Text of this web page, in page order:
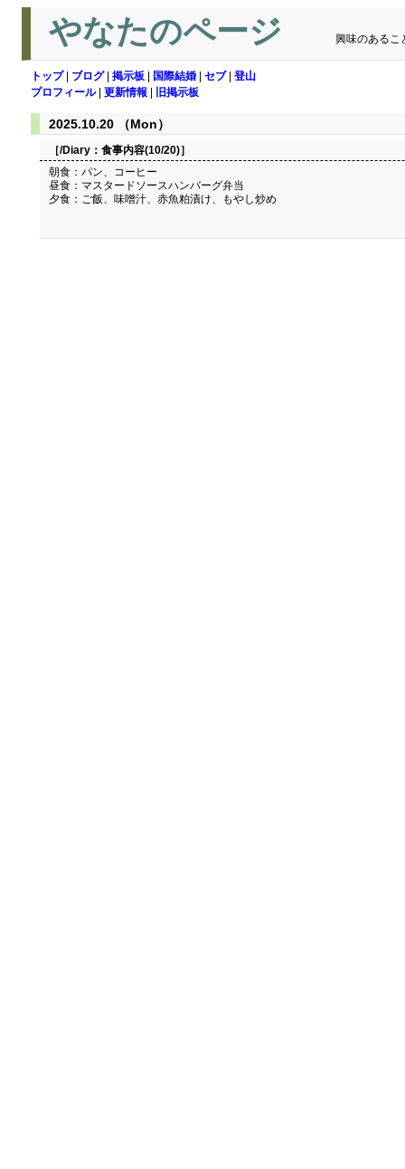
やなたのページ 興味のあるこ
トップ| ブログ| 掲示板 国際結婚 セブ| 登山
プロフィール| 更新情報 旧掲示板
2025.10.20 （Mon）
［/Diary： 食事内容(10/20)］
朝食：パン、コーヒー
昼食：マスタードソースハンバーグ弁当
夕食：ご飯、味噌汁、赤魚粕漬け、もやし炒め